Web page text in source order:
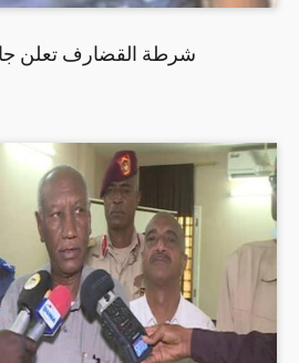
شرطة القضارف تعلن